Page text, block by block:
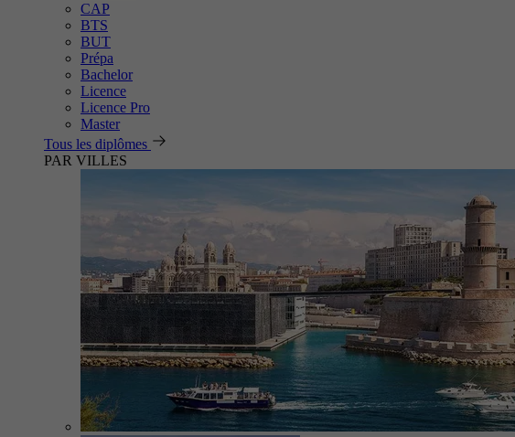
CAP
BTS
BUT
Prépa
Bachelor
Licence
Licence Pro
Master
Tous les diplômes
PAR VILLES